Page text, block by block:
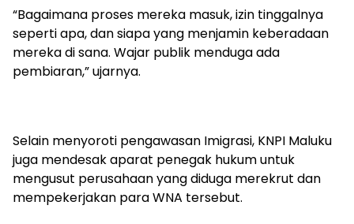
“Bagaimana proses mereka masuk, izin tinggalnya
seperti apa, dan siapa yang menjamin keberadaan
mereka di sana. Wajar publik menduga ada
pembiaran,” ujarnya.
Selain menyoroti pengawasan Imigrasi, KNPI Maluku
juga mendesak aparat penegak hukum untuk
mengusut perusahaan yang diduga merekrut dan
mempekerjakan para WNA tersebut.